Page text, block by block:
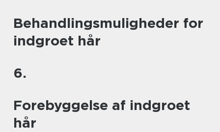
Behandlingsmuligheder for
indgroet hår
6.
Forebyggelse af indgroet
hår